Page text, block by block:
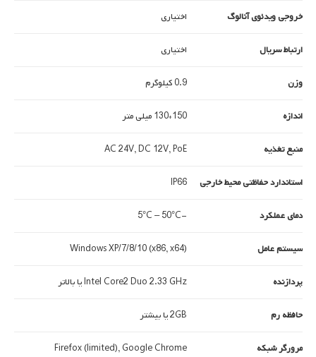
خروجی ویدئوی آنالوگ اختیاری
ارتباط سریال اختیاری
وزن 0.9 کیلوگرم
اندازه 150*130 میلی متر
منبع تغذیه AC 24V, DC 12V, PoE
استاندارد حفاظتی محیط خارجی IP66
دمای عملکرد -5°C – 50°C
سیستم عامل Windows XP/7/8/10 (x86, x64)
پردازنده Intel Core2 Duo 2.33 GHz یا بالاتر
حافظه رم 2GB یا بیشتر
مرورگر شبکه
Firefox (limited), Google Chrome